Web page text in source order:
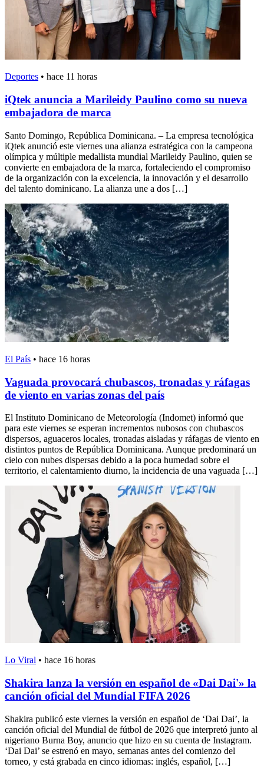
Deportes • hace 11 horas
iQtek anuncia a Marileidy Paulino como su nueva
embajadora de marca
Santo Domingo, República Dominicana. – La empresa tecnológica
iQtek anunció este viernes una alianza estratégica con la campeona
olímpica y múltiple medallista mundial Marileidy Paulino, quien se
convierte en embajadora de la marca, fortaleciendo el compromiso
de la organización con la excelencia, la innovación y el desarrollo
del talento dominicano. La alianza une a dos […]
El País • hace 16 horas
Vaguada provocará chubascos, tronadas y ráfagas
de viento en varias zonas del país
El Instituto Dominicano de Meteorología (Indomet) informó que
para este viernes se esperan incrementos nubosos con chubascos
dispersos, aguaceros locales, tronadas aisladas y ráfagas de viento en
distintos puntos de República Dominicana. Aunque predominará un
cielo con nubes dispersas debido a la poca humedad sobre el
territorio, el calentamiento diurno, la incidencia de una vaguada […]
Lo Viral • hace 16 horas
Shakira lanza la versión en español de «Dai Dai'» la
canción oficial del Mundial FIFA 2026
Shakira publicó este viernes la versión en español de ‘Dai Dai’, la
canción oficial del Mundial de fútbol de 2026 que interpretó junto al
nigeriano Burna Boy, anuncio que hizo en su cuenta de Instagram.
‘Dai Dai’ se estrenó en mayo, semanas antes del comienzo del
torneo, y está grabada en cinco idiomas: inglés, español, […]